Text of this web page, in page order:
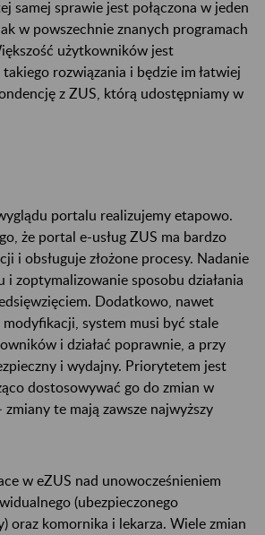
samej sprawie jest połączona w jeden
w powszechnie znanych programach
użytkowników jest
rozwiązania i będzie im łatwiej
z ZUS, którą udostępniamy w
portalu realizujemy etapowo.
że portal e-usług ZUS ma bardzo
i obsługuje złożone procesy. Nadanie
i zoptymalizowanie sposobu działania
Dodatkowo, nawet
modyfikacji, system musi być stale
i działać poprawnie, a przy
i wydajny. Priorytetem jest
dostosowywać go do zmian w
te mają zawsze najwyższy
w eZUS nad unowocześnieniem
(ubezpieczonego
oraz komornika i lekarza. Wiele zmian